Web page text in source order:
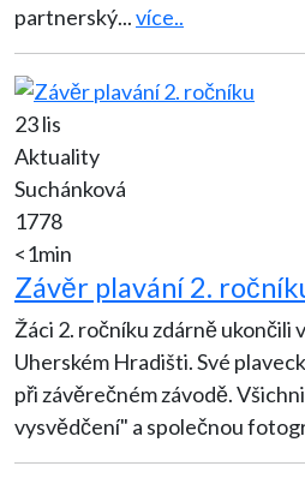
partnerský...více..
23 lis
Aktuality
Suchánková
1778
<1min
Závěr plavání 2.
Žáci 2. ročníku zdárně ukončili
Uherském Hradišti. Své
při závěrečném závodě.
vysvědčení" a společnou